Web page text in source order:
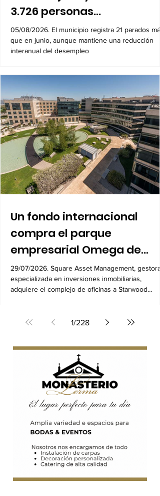
El paro sube en Alcobendas
3.726 personas
desempleadas
05/08/2026. El municipio registra 21 parados más
que en junio, aunque mantiene una reducción
interanual del desempleo
Un fondo internacional
empresarial Omega de
millones
especializada en inversiones inmobiliarias,
adquiere el complejo de oficinas a Starwood
1/228